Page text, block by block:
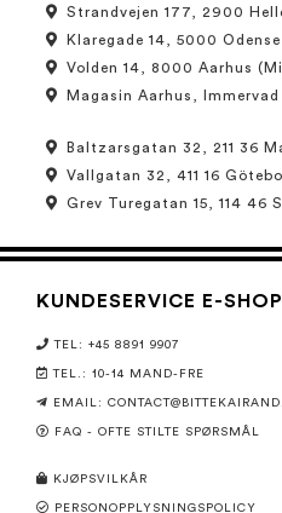
Strandvejen 177, 2900
Klaregade 14, 5000 Odense
Volden 14, 8000 Aarhus
Magasin Aarhus,
Baltzarsgatan 32, 211 36
Vallgatan 32, 411 16
Grev Turegatan 15, 114 46
KUNDESERVICE E-
TEL: +45 8891 9907
TEL.: 10-14 MAND-FRE
EMAIL:
FAQ - OFTE STILTE SPØRSMÅL
KJØPSVILKÅR
PERSONOPPLYSNINGSPOLICY